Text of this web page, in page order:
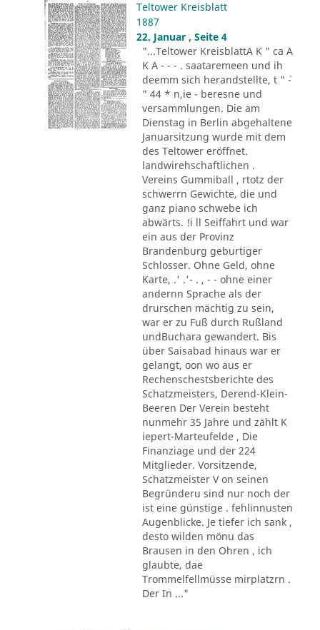
Teltower Kreisblatt
1887
22. Januar , Seite 4
"...Teltower KreisblattA K " ca A
K A - - - . saataremeen und ih
deemm sich herandstellte, t " ´-
" 44 * n,ie - beresne und
versammlungen. Die am
Dienstag in Berlin abgehaltene
Januarsitzung wurde mit dem
des Teltower eröffnet.
landwirehschaftlichen .
Vereins Gummiball , rtotz der
schwerrn Gewichte, die und
ganz piano schwebe ich
abwärts. !i ll Seiffahrt und war
ein aus der Provinz
Brandenburg geburtiger
Schlosser. Ohne Geld, ohne
Karte, .' .'- . , - - ohne einer
andernn Sprache als der
drurschen mächtig zu sein,
war er zu Fuß durch Rußland
undBuchara gewandert. Bis
über Saisabad hinaus war er
gelangt, oon wo aus er
Rechenschestsberichte des
Schatzmeisters, Derend-Klein-
Beeren Der Verein besteht
nunmehr 35 Jahre und zählt K
iepert-Marteufelde , Die
Finanziage und der 224
Mitglieder. Vorsitzende,
Schatzmeister V on seinen
Begründeru sind nur noch der
ist eine günstige . fehlinnusten
Augenblicke. Je tiefer ich sank ,
desto wilden mönu das
Brausen in den Ohren , ich
glaubte, dae
Trommelfellmüsse mirplatzrn .
Der In ..."